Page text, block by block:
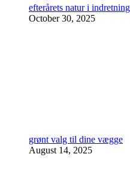
efterårets natur i
October 30, 2025
grønt valg til dine vægge
August 14, 2025